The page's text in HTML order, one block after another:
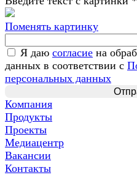
Поменять картинку
Я даю согласие на
данных в соответствии с
персональных данных
Компания
Продукты
Проекты
Медиацентр
Вакансии
Контакты